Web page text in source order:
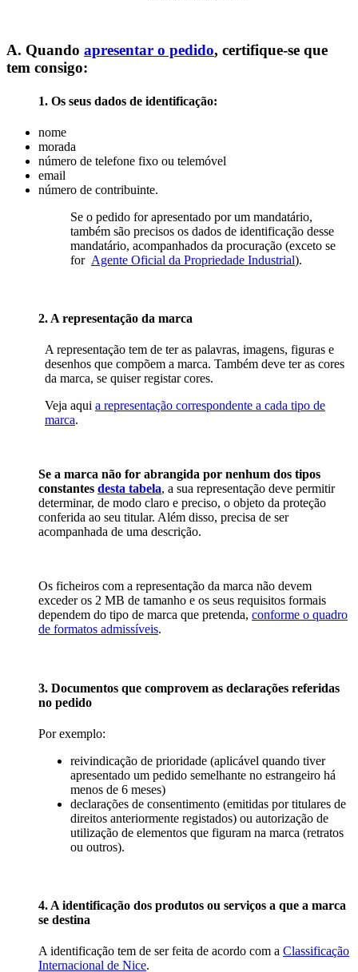
A. Quando apresentar o pedido, certifique-se que
tem consigo:
1. Os seus dados de identificação:
nome
morada
número de telefone fixo ou telemóvel
email
número de contribuinte.
Se o pedido for apresentado por um mandatário,
também são precisos os dados de identificação desse
mandatário, acompanhados da procuração (exceto se
for Agente Oficial da Propriedade Industrial).
2. A representação da marca
A representação tem de ter as palavras, imagens, figuras e
desenhos que compõem a marca. Também deve ter as cores
da marca, se quiser registar cores.
Veja aqui a representação correspondente a cada tipo de
marca.
Se a marca não for abrangida por nenhum dos tipos
constantes desta tabela, a sua representação deve permitir
determinar, de modo claro e preciso, o objeto da proteção
conferida ao seu titular. Além disso, precisa de ser
acompanhada de uma descrição.
Os ficheiros com a representação da marca não devem
exceder os 2 MB de tamanho e os seus requisitos formais
dependem do tipo de marca que pretenda, conforme o quadro
de formatos admissíveis.
3. Documentos que comprovem as declarações referidas
no pedido
Por exemplo:
reivindicação de prioridade (aplicável quando tiver
apresentado um pedido semelhante no estrangeiro há
menos de 6 meses)
declarações de consentimento (emitidas por titulares de
direitos anteriormente registados) ou autorização de
utilização de elementos que figuram na marca (retratos
ou outros).
4. A identificação dos produtos ou serviços a que a marca
se destina
A identificação tem de ser feita de acordo com a Classificação
Internacional de Nice.